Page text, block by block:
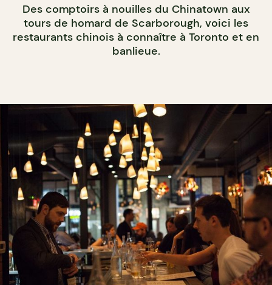
Des comptoirs à nouilles du Chinatown aux
tours de homard de Scarborough, voici les
restaurants chinois à connaître à Toronto et en
banlieue.